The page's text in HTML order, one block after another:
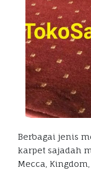
Berbagai jenis
karpet sajadah
Mecca,